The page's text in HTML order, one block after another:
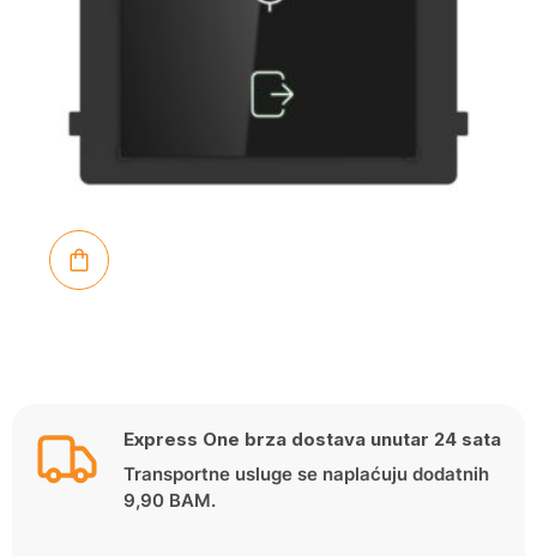
Express One brza dostava unutar 24 sata
Transportne usluge se naplaćuju dodatnih
9,90 BAM.